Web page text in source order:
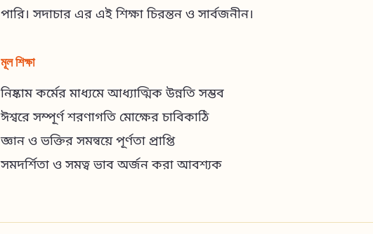
পারি। সদাচার এর এই শিক্ষা চিরন্তন ও সার্বজনীন।
মূল শিক্ষা
নিষ্কাম কর্মের মাধ্যমে আধ্যাত্মিক উন্নতি সম্ভব
ঈশ্বরে সম্পূর্ণ শরণাগতি মোক্ষের চাবিকাঠি
জ্ঞান ও ভক্তির সমন্বয়ে পূর্ণতা প্রাপ্তি
সমদর্শিতা ও সমত্ব ভাব অর্জন করা আবশ্যক